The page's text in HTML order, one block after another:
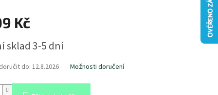
Kč
sklad 3-5 dní
do: 12.8.2026 Možnosti doručení